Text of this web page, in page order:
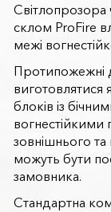
Світлопрозора
склом ProFire
межі
Протипожежні
виготовлятися
блоків із
зовнішнього
можуть бути
замовника.
Стандартна